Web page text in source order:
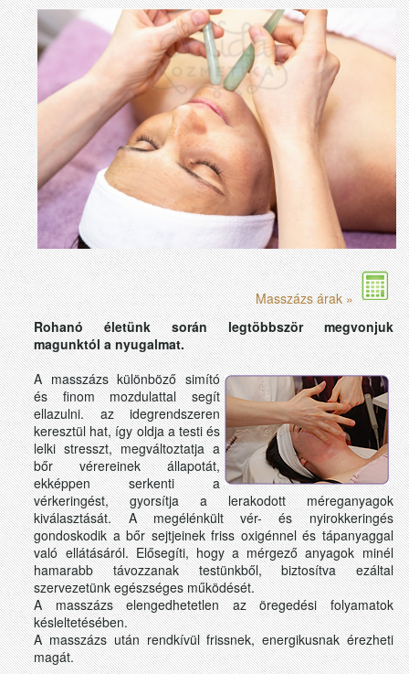
Masszázs árak »
Rohanó életünk során legtöbbször megvonjuk
magunktól a nyugalmat.
A masszázs különböző simító
és finom mozdulattal segít
ellazulni. az idegrendszeren
keresztül hat, így oldja a testi és
lelki stresszt, megváltoztatja a
bőr vérereinek állapotát,
ekképpen serkenti a
vérkeringést, gyorsítja a lerakodott méreganyagok
kiválasztását. A megélénkült vér- és nyirokkeringés
gondoskodik a bőr sejtjeinek friss oxigénnel és tápanyaggal
való ellátásáról. Elősegíti, hogy a mérgező anyagok minél
hamarabb távozzanak testünkből, biztosítva ezáltal
szervezetünk egészséges működését.
A masszázs elengedhetetlen az öregedési folyamatok
késleltetésében.
A masszázs után rendkívül frissnek, energikusnak érezheti
magát.